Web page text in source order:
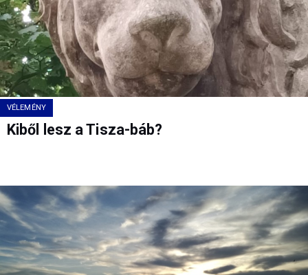
VÉLEMÉNY
Kiből lesz a Tisza-báb?